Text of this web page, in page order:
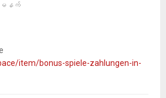
မနက်
item/bonus-spiele-zahlungen-in-